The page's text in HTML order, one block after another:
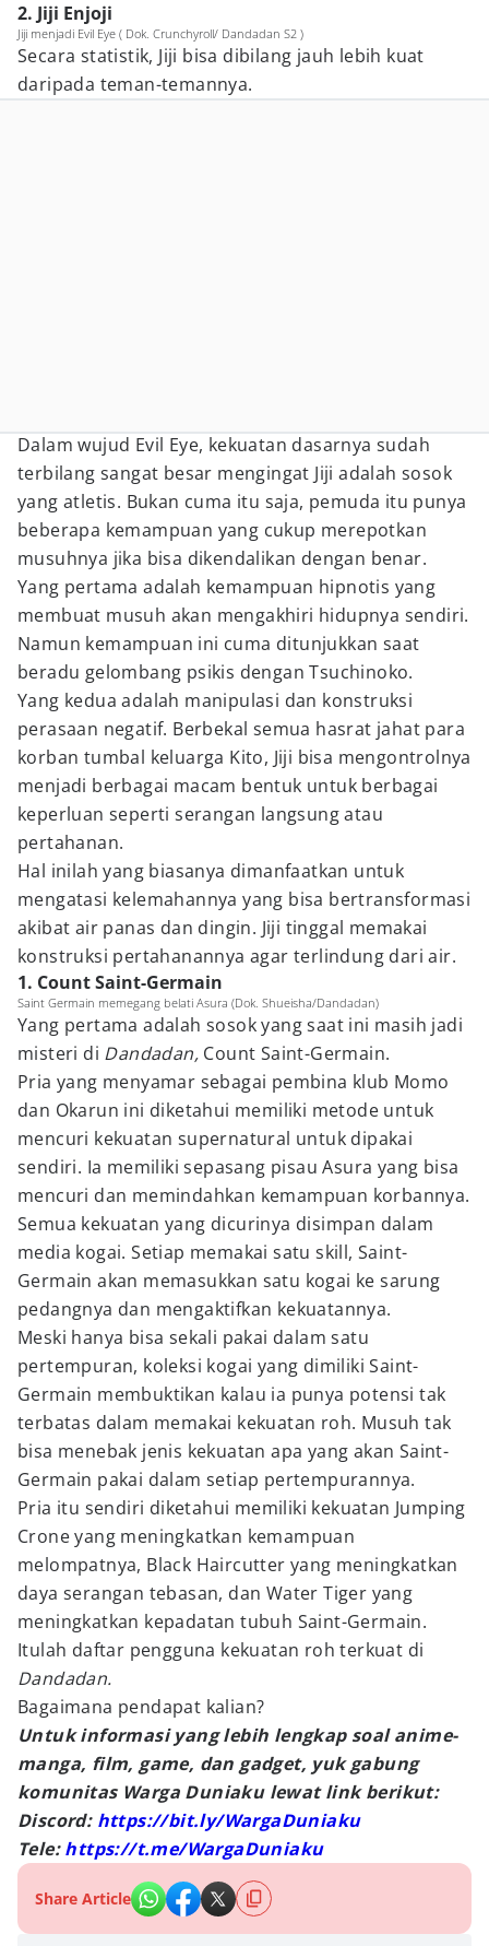
2. Jiji Enjoji
Jiji menjadi Evil Eye ( Dok. Crunchyroll/ Dandadan S2 )
Secara statistik, Jiji bisa dibilang jauh lebih kuat
daripada teman-temannya.
Dalam wujud Evil Eye, kekuatan dasarnya sudah
terbilang sangat besar mengingat Jiji adalah sosok
yang atletis. Bukan cuma itu saja, pemuda itu punya
beberapa kemampuan yang cukup merepotkan
musuhnya jika bisa dikendalikan dengan benar.
Yang pertama adalah kemampuan hipnotis yang
membuat musuh akan mengakhiri hidupnya sendiri.
Namun kemampuan ini cuma ditunjukkan saat
beradu gelombang psikis dengan Tsuchinoko.
Yang kedua adalah manipulasi dan konstruksi
perasaan negatif. Berbekal semua hasrat jahat para
korban tumbal keluarga Kito, Jiji bisa mengontrolnya
menjadi berbagai macam bentuk untuk berbagai
keperluan seperti serangan langsung atau
pertahanan.
Hal inilah yang biasanya dimanfaatkan untuk
mengatasi kelemahannya yang bisa bertransformasi
akibat air panas dan dingin. Jiji tinggal memakai
konstruksi pertahanannya agar terlindung dari air.
1. Count Saint-Germain
Saint Germain memegang belati Asura (Dok. Shueisha/Dandadan)
Yang pertama adalah sosok yang saat ini masih jadi
misteri di Dandadan, Count Saint-Germain.
Pria yang menyamar sebagai pembina klub Momo
dan Okarun ini diketahui memiliki metode untuk
mencuri kekuatan supernatural untuk dipakai
sendiri. Ia memiliki sepasang pisau Asura yang bisa
mencuri dan memindahkan kemampuan korbannya.
Semua kekuatan yang dicurinya disimpan dalam
media kogai. Setiap memakai satu skill, Saint-
Germain akan memasukkan satu kogai ke sarung
pedangnya dan mengaktifkan kekuatannya.
Meski hanya bisa sekali pakai dalam satu
pertempuran, koleksi kogai yang dimiliki Saint-
Germain membuktikan kalau ia punya potensi tak
terbatas dalam memakai kekuatan roh. Musuh tak
bisa menebak jenis kekuatan apa yang akan Saint-
Germain pakai dalam setiap pertempurannya.
Pria itu sendiri diketahui memiliki kekuatan Jumping
Crone yang meningkatkan kemampuan
melompatnya, Black Haircutter yang meningkatkan
daya serangan tebasan, dan Water Tiger yang
meningkatkan kepadatan tubuh Saint-Germain.
Itulah daftar pengguna kekuatan roh terkuat di
Dandadan.
Bagaimana pendapat kalian?
Untuk informasi yang lebih lengkap soal anime-
manga, film, game, dan gadget, yuk gabung
komunitas Warga Duniaku lewat link berikut:
Discord: https://bit.ly/WargaDuniaku
Tele:https://t.me/WargaDuniaku
Share Article